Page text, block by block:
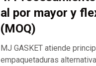
al por mayor y
(MOQ)
MJ GASKET atiende
empaquetaduras